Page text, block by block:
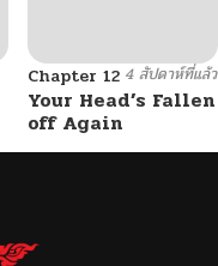
Chapter 12 4 สัปดาห์ที่แล้ว
Your Head’s Fallen
off Again